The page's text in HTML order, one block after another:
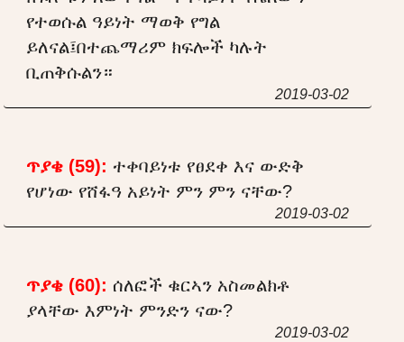
የተወሱል ዓይነት ማወቅ የግል
ይለናል፤በተጨማሪም ክፍሎች ካሉት
ቢጠቅሱልን።
2019-03-02
ጥያቄ (59): ተቀባይነቱ የፀደቀ እና ውድቅ
የሆነው የሸፋዓ አይነት ምን ምን ናቸው?
2019-03-02
ጥያቄ (60): ሰለፎች ቁርኣን አስመልክቶ
ያላቸው እምነት ምንድን ናው?
2019-03-02